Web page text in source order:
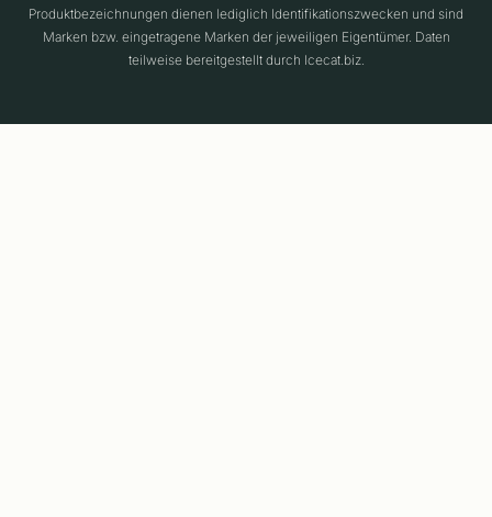
Produktbezeichnungen dienen lediglich Identifikationszwecken und sind
Marken bzw. eingetragene Marken der jeweiligen Eigentümer. Daten
teilweise bereitgestellt durch Icecat.biz.